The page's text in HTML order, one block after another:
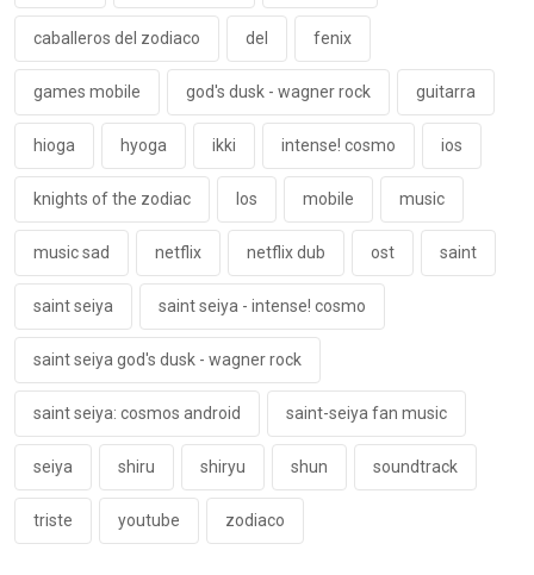
caballeros del zodiaco del fenix
games mobile god's dusk - wagner rock guitarra
hioga hyoga ikki intense! cosmo ios
knights of the zodiac los mobile music
music sad netflix netflix dub ost saint
saint seiya saint seiya - intense! cosmo
saint seiya god's dusk - wagner rock
saint seiya: cosmos android saint-seiya fan music
seiya shiru shiryu shun soundtrack
triste youtube zodiaco